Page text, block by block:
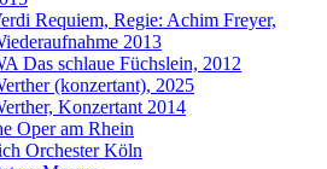
Requiem, Regie: Achim Freyer,
2013
Das schlaue Füchslein, 2012
(konzertant), 2025
Konzertant 2014
Oper am Rhein
Orchester Köln